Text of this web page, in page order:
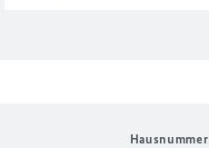
Hausnummer